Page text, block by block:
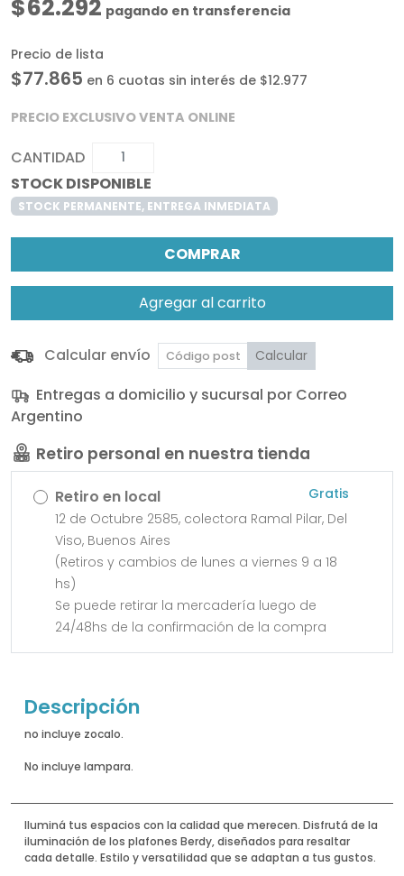
$62.292 pagando en transferencia
Precio de lista
$77.865 en 6 cuotas sin interés de $12.977
PRECIO EXCLUSIVO VENTA ONLINE
CANTIDAD
STOCK DISPONIBLE
STOCK PERMANENTE, ENTREGA INMEDIATA
COMPRAR
Agregar al carrito
Calcular envío Calcular
Entregas a domicilio y sucursal por Correo
Argentino
Retiro personal en nuestra tienda
Gratis
Retiro en local
12 de Octubre 2585, colectora Ramal Pilar, Del
Viso, Buenos Aires
(Retiros y cambios de lunes a viernes 9 a 18
hs)
Se puede retirar la mercadería luego de
24/48hs de la confirmación de la compra
Descripción
no incluye zocalo.
No incluye lampara.
Iluminá tus espacios con la calidad que merecen. Disfrutá de la
iluminación de los plafones Berdy, diseñados para resaltar
cada detalle. Estilo y versatilidad que se adaptan a tus gustos.